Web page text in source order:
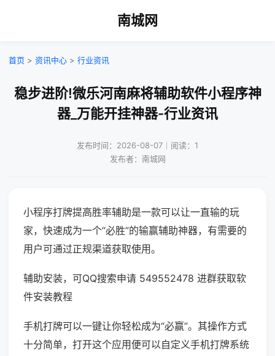
南城网
首页 > 资讯中心 > 行业资讯
稳步进阶!微乐河南麻将辅助软件小程序神
器_万能开挂神器-行业资讯
发布时间：2026-08-07｜阅读：1
发布者：南城网
小程序打牌提高胜率辅助是一款可以让一直输的玩
家，快速成为一个“必胜”的输赢辅助神器，有需要的
用户可通过正规渠道获取使用。
辅助安装，可QQ搜索申请 549552478 进群获取软
件安装教程
手机打牌可以一键让你轻松成为“必赢”。其操作方式
十分简单，打开这个应用便可以自定义手机打牌系统